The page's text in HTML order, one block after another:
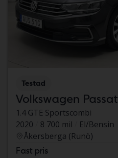
Testad
Volkswagen Passat
1.4 GTE Sportscombi
2020
8 700 mil
El/Bensin
Åkersberga (Runö)
Fast pris